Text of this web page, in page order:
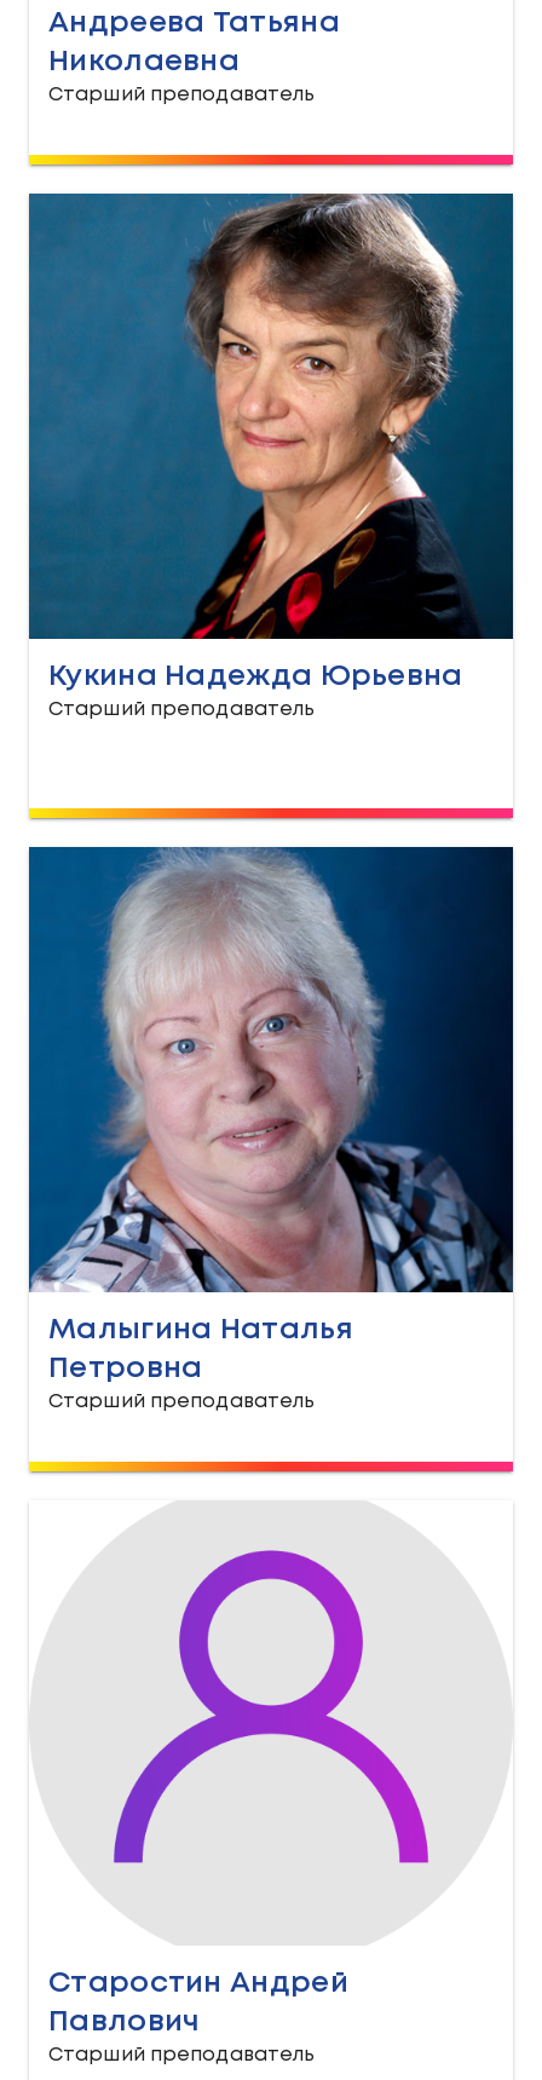
Андреева Татьяна
Николаевна
Старший преподаватель
Кукина Надежда Юрьевна
Старший преподаватель
Малыгина Наталья
Петровна
Старший преподаватель
Старостин Андрей
Павлович
Старший преподаватель